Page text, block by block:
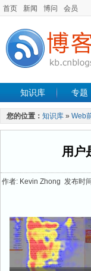
首页 新闻 博问 会员
知识库 专题
手机开发 软件工
最新文章
您的位置： 知识库 » Web
用户
作者: Kevin Zhong 发布时